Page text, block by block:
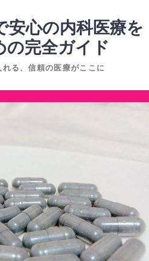
安心の内科医療を
の完全ガイド
る、信頼の医療がここに